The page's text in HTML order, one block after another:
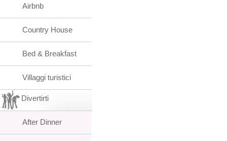
Airbnb
Country House
Bed & Breakfast
Villaggi turistici
Divertirti
After Dinner